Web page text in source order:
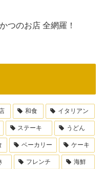
つのお店 全網羅！
和食 イタリアン
ステーキ うどん
ベーカリー ケーキ
フレンチ 海鮮